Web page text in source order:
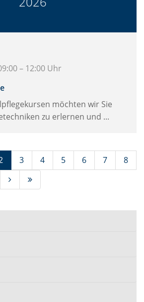
– 12:00 Uhr
möchten wir Sie
zu erlernen und ...
(Standort)
3 4 5 6 7
8